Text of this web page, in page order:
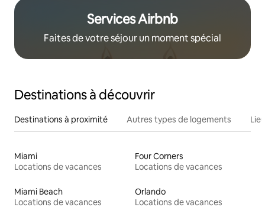
Services Airbnb
Faites de votre séjour un moment spécial
Destinations à découvrir
Destinations à proximité Autres types de logements
Miami
Locations de vacances
Four Corners
Locations de vacances
Miami Beach
Locations de vacances
Orlando
Locations de vacances